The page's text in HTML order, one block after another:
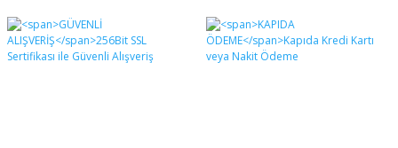
Yorum Yaz
Ürün resmi kalitesiz, bozuk veya görüntülenemiyor.
Ürün açıklamasında eksik bilgiler bulunuyor.